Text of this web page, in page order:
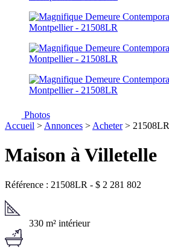
Photos
Accueil > Annonces > Acheter> 21508LR
Maison à Villetelle
Référence : 21508LR - $ 2 281 802
330 m² intérieur